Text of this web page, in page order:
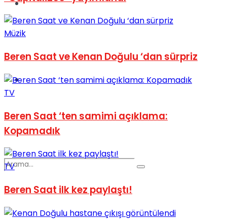
Spor
Podcast
Müzik
Beren Saat ve Kenan Doğulu ‘dan sürpriz
TV
Beren Saat ‘ten samimi açıklama:
Kopamadık
TV
Beren Saat ilk kez paylaştı!